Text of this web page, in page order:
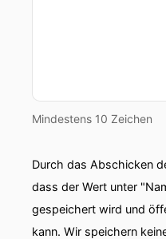
Mindestens 10 Zeichen
Durch das Abschicken
dass der Wert unter
gespeichert wird und
kann. Wir speichern